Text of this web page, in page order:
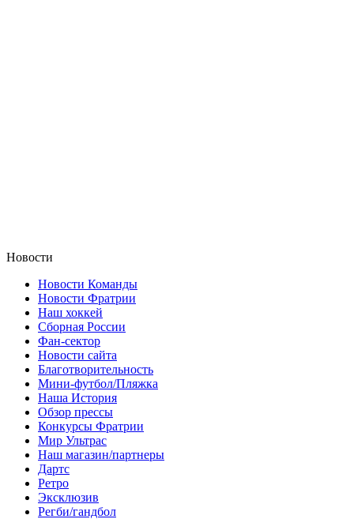
Новости
Новости Команды
Новости Фратрии
Наш хоккей
Сборная России
Фан-cектор
Новости сайта
Благотворительность
Мини-футбол/Пляжка
Наша История
Обзор прессы
Конкурсы Фратрии
Мир Ультрас
Наш магазин/партнеры
Дартс
Ретро
Эксклюзив
Регби/гандбол